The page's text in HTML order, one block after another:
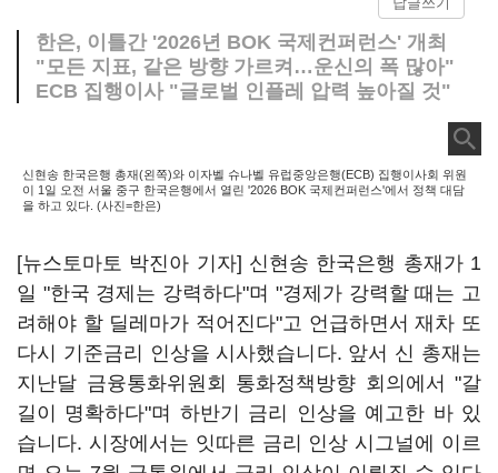
한은, 이틀간 '2026년 BOK 국제컨퍼런스' 개최
"모든 지표, 같은 방향 가르켜…운신의 폭 많아"
ECB 집행이사 "글로벌 인플레 압력 높아질 것"
신현송 한국은행 총재(왼쪽)와 이자벨 슈나벨 유럽중앙은행(ECB) 집행이사회 위원
이 1일 오전 서울 중구 한국은행에서 열린 '2026 BOK 국제컨퍼런스'에서 정책 대담
을 하고 있다. (사진=한은)
[뉴스토마토 박진아 기자] 신현송 한국은행 총재가 1
일 "한국 경제는 강력하다"며 "경제가 강력할 때는 고
려해야 할 딜레마가 적어진다"고 언급하면서 재차 또
다시 기준금리 인상을 시사했습니다. 앞서 신 총재는
지난달 금융통화위원회 통화정책방향 회의에서 "갈
길이 명확하다"며 하반기 금리 인상을 예고한 바 있
습니다. 시장에서는 잇따른 금리 인상 시그널에 이르